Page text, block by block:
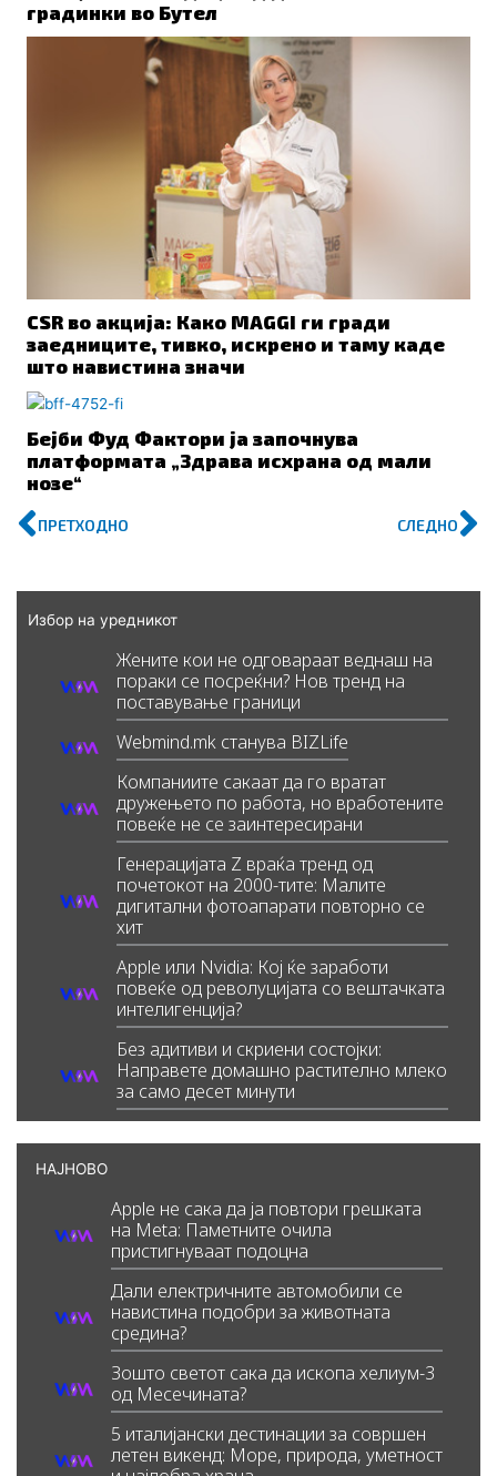
градинки во Бутел
CSR во акција: Како MAGGI ги гради
заедниците, тивко, искрено и таму каде
што навистина значи
Бејби Фуд Фактори ја започнува
платформата „Здрава исхрана од мали
нозе“
Prev
ПРЕТХОДНО СЛЕДНО
Избор на уредникот
Жените кои не одговараат веднаш на
пораки се посреќни? Нов тренд на
поставување граници
Webmind.mk станува BIZLife
Компаниите сакаат да го вратат
дружењето по работа, но вработените
повеќе не се заинтересирани
Генерацијата Z враќа тренд од
почетокот на 2000-тите: Малите
дигитални фотоапарати повторно се
хит
Apple или Nvidia: Кој ќе заработи
повеќе од револуцијата со вештачката
интелигенција?
Без адитиви и скриени состојки:
Направете домашно растително млеко
за само десет минути
НАЈНОВО
Apple не сака да ја повтори грешката
на Meta: Паметните очила
пристигнуваат подоцна
Дали електричните автомобили се
навистина подобри за животната
средина?
Зошто светот сака да ископа хелиум-3
од Месечината?
5 италијански дестинации за совршен
летен викенд: Море, природа, уметност